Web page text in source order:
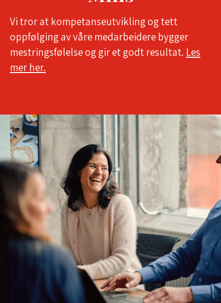
Vi tror at kompetanseutvikling og tett
oppfølging av våre medarbeidere bygger
mestringsfølelse og gir et godt resultat. Les
mer her.